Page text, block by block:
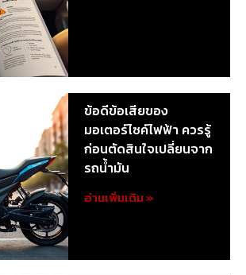
ข้อดีข้อเสียของ
มอเตอร์ไซค์ไฟฟ้า ควรรู้
ก่อนตัดสินใจเปลี่ยนจาก
รถน้ำมัน
อ่านเพิ่มเติม »